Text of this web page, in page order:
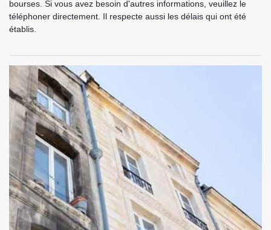
bourses. Si vous avez besoin d'autres informations, veuillez le
téléphoner directement. Il respecte aussi les délais qui ont été
établis.